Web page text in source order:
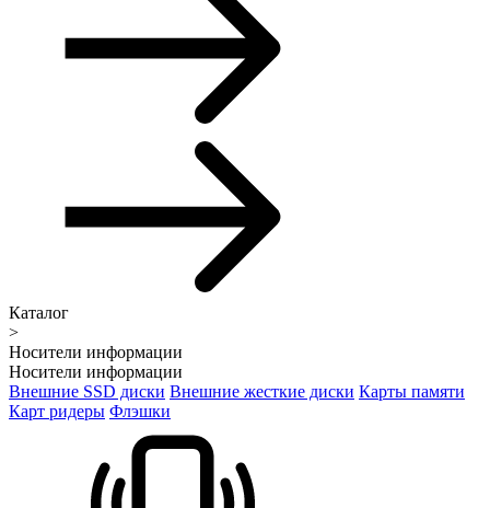
Каталог
>
Носители информации
Носители информации
Внешние SSD диски Внешние жесткие диски Карты памяти
Карт ридеры Флэшки